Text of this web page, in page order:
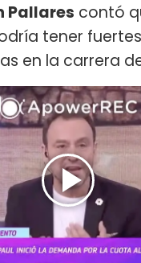
Pallares contó
tener fuertes
en la carrera